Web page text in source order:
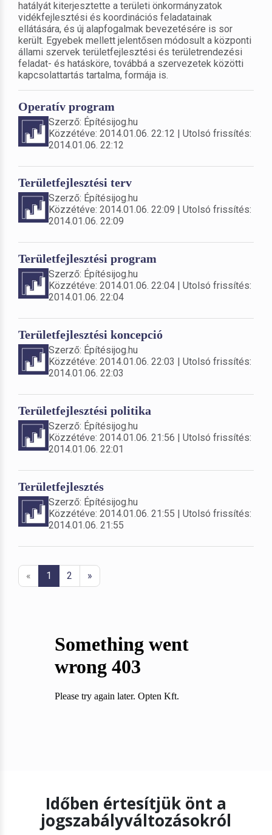
hatályát kiterjesztette a területi önkormányzatok
vidékfejlesztési és koordinációs feladatainak
ellátására, és új alapfogalmak bevezetésére is sor
került. Egyebek mellett jelentősen módosult a központi
állami szervek területfejlesztési és területrendezési
feladat- és hatásköre, továbbá a szervezetek közötti
kapcsolattartás tartalma, formája is.
Operatív program
Szerző: Építésijog.hu
Közzétéve: 2014.01.06. 22:12 | Utolsó frissítés:
2014.01.06. 22:12
Területfejlesztési terv
Szerző: Építésijog.hu
Közzétéve: 2014.01.06. 22:09 | Utolsó frissítés:
2014.01.06. 22:09
Területfejlesztési program
Szerző: Építésijog.hu
Közzétéve: 2014.01.06. 22:04 | Utolsó frissítés:
2014.01.06. 22:04
Területfejlesztési koncepció
Szerző: Építésijog.hu
Közzétéve: 2014.01.06. 22:03 | Utolsó frissítés:
2014.01.06. 22:03
Területfejlesztési politika
Szerző: Építésijog.hu
Közzétéve: 2014.01.06. 21:56 | Utolsó frissítés:
2014.01.06. 22:01
Területfejlesztés
Szerző: Építésijog.hu
Közzétéve: 2014.01.06. 21:55 | Utolsó frissítés:
2014.01.06. 21:55
« 1 2 »
Időben értesítjük önt a
jogszabályváltozásokról